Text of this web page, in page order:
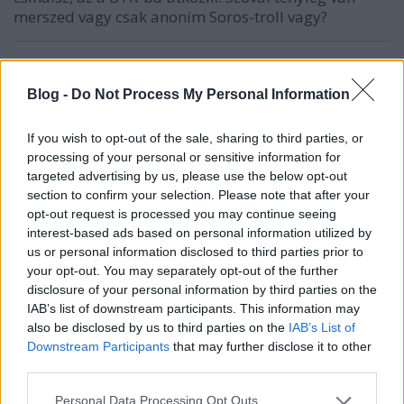
Blog - Do Not Process My Personal Information
If you wish to opt-out of the sale, sharing to third parties, or
processing of your personal or sensitive information for
targeted advertising by us, please use the below opt-out
section to confirm your selection. Please note that after your
opt-out request is processed you may continue seeing
interest-based ads based on personal information utilized by
us or personal information disclosed to third parties prior to
your opt-out. You may separately opt-out of the further
disclosure of your personal information by third parties on the
IAB’s list of downstream participants. This information may
also be disclosed by us to third parties on the IAB’s List of
Downstream Participants that may further disclose it to other
Please note that this website/app uses one or more Google
Personal Data Processing Opt Outs
merszed vagy csak anoním Soros-troll vagy?
Kővárépítő Orbán a király a házban
Komoly orvosi eset ez a poszter koma, ha ekkora
problémát kerekít egy pálinkarend maskarából.
A tollas kígyós seggü buzik vonulása meg emberi
jog, mi?
Pan Modry
8 éve
Tipikus proli, erezte a soros kampanyt, kijott ezzel a
gusztustalan fotoval, utana meg amikor
eszkalalodik a dolog tipikus proli modjara gyavan
utalgat.